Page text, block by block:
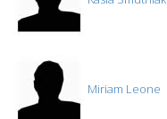
Miriam Leone